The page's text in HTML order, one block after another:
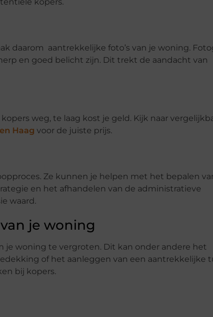
daarom aantrekkelijke foto’s van je woning.
en goed belicht zijn. Dit trekt de aandacht van
weg, te laag kost je geld. Kijk naar
Haag voor de juiste prijs.
Ze kunnen je helpen met het bepalen
en het afhandelen van de administratieve
waard.
je woning
je woning te vergroten. Dit kan onder andere het
of het aanleggen van een aantrekkelijke
bij kopers.